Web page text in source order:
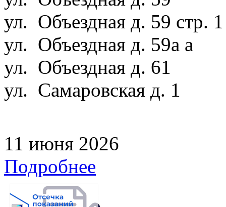
ул. Объездная д. 59 стр.
ул. Объездная д. 59а а
ул. Объездная д. 61
ул. Самаровская д. 1
11 июня 2026
Подробнее